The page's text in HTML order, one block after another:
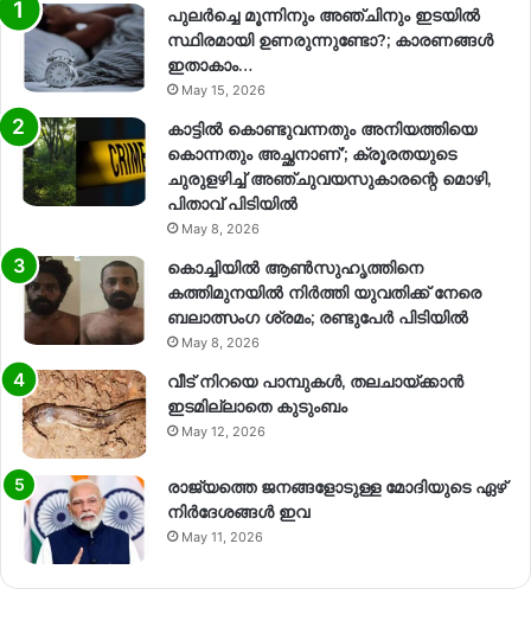
പുലർച്ചെ മൂന്നിനും അഞ്ചിനും ഇടയിൽ
സ്ഥിരമായി ഉണരുന്നുണ്ടോ?; കാരണങ്ങള്‍
ഇതാകാം…
May 15, 2026
കാട്ടിൽ കൊണ്ടുവന്നതും അനിയത്തിയെ
കൊന്നതും അച്ഛനാണ്’; ക്രൂരതയുടെ
ചുരുളഴിച്ച് അഞ്ചുവയസുകാരന്റെ മൊഴി,
പിതാവ് പിടിയിൽ
May 8, 2026
കൊച്ചിയിൽ ആൺസുഹൃത്തിനെ
കത്തിമുനയിൽ നിർത്തി യുവതിക്ക് നേരെ
ബലാത്സംഗ​ ശ്രമം; രണ്ടുപേർ പിടിയിൽ
May 8, 2026
വീട് നിറയെ പാമ്പുകൾ, തലചായ്ക്കാൻ
ഇടമില്ലാതെ കുടുംബം
May 12, 2026
രാജ്യത്തെ ജനങ്ങളോടുള്ള മോദിയുടെ ഏഴ്
നിര്‍ദേശങ്ങള്‍ ഇവ
May 11, 2026